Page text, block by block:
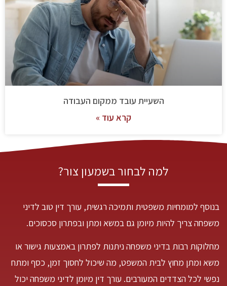
השעיית עובד ממקום העבודה
קרא עוד »
למה לבחור בשמעון צור?
בנוסף למומחיות משפטית ותמיכה רגשית, עורך דין טוב לדיני
משפחה צריך להיות מיומן גם במשא ומתן ובפתרון סכסוכים.
מחלוקות רבות בדיני משפחה ניתנות לפתרון באמצעות גישור או
משא ומתן מחוץ לבית המשפט, מה שיכול לחסוך זמן, כסף ומתח
נפשי לכל הצדדים המעורבים. עורך דין מיומן לדיני משפחה יכול